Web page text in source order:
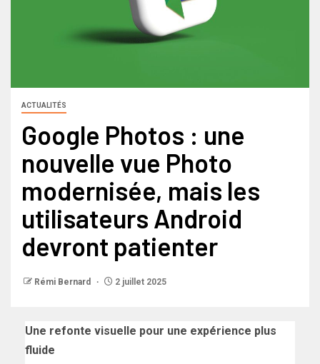
ACTUALITÉS
Google Photos : une
nouvelle vue Photo
modernisée, mais les
utilisateurs Android
devront patienter
Rémi Bernard 2 juillet 2025
Une refonte visuelle pour une expérience plus
fluide